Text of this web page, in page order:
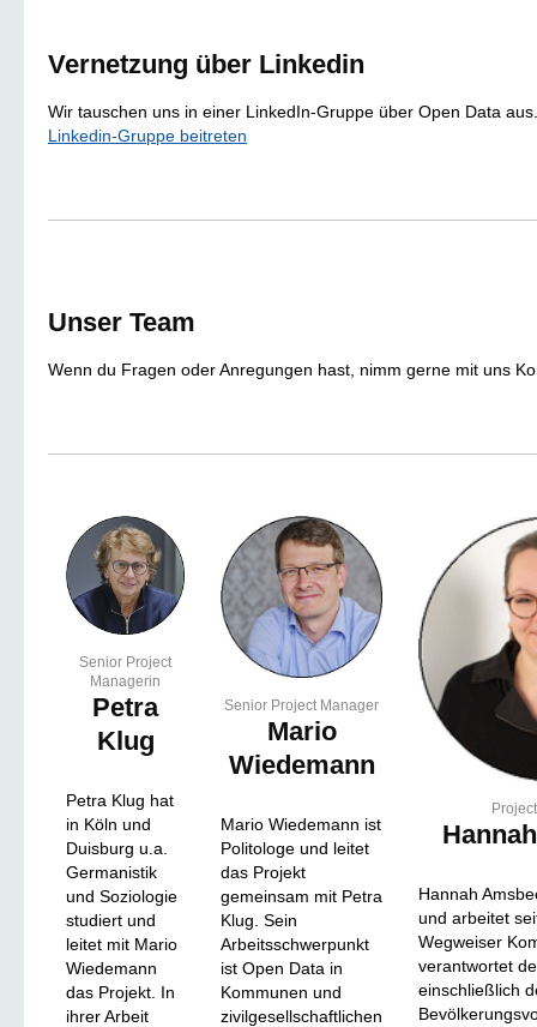
Vernetzung über Linkedin
Wir tauschen uns in einer LinkedIn-Gruppe über Open Data
Linkedin-Gruppe beitreten
Unser Team
Wenn du Fragen oder Anregungen hast, nimm gerne mit uns
Senior Project
Managerin
Petra
Klug
Petra Klug hat
in Köln und
Duisburg u.a.
Germanistik
und Soziologie
studiert und
leitet mit Mario
Wiedemann
das Projekt. In
ihrer Arbeit
Senior Project Manager
Mario
Wiedemann
Mario Wiedemann ist
Politologe und leitet
das Projekt
gemeinsam mit Petra
Klug. Sein
Arbeitsschwerpunkt
ist Open Data in
Kommunen und
zivilgesellschaftlichen
Hannah
und arbeitet
Wegweiser
verantwortet
einschließlich